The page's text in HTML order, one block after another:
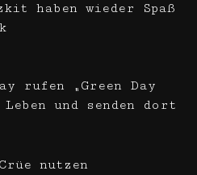
haben wieder Spaß
rufen „Green Day
und senden dort
nutzen